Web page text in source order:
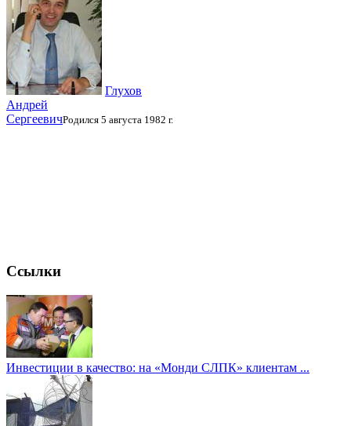
Глухов
Андрей
СергеевичРодился 5 августа 1982 г.
Ссылки
Инвестиции в качество: на «Монди СЛПК» клиентам ...